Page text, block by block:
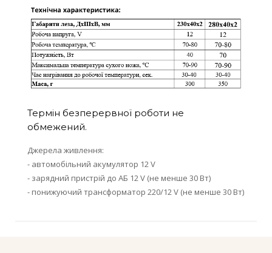
Термін безперервної роботи не
обмежений.
Джерела живлення:
- автомобільний акумулятор 12 V
- зарядний пристрій до АБ 12 V (не менше 30 Вт)
- понижуючий трансформатор 220/12 V (не менше 30 Вт)